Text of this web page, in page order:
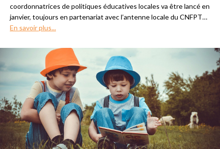
coordonnatrices de politiques éducatives locales va être lancé en
janvier, toujours en partenariat avec l’antenne locale du CNFPT…
En savoir plus...